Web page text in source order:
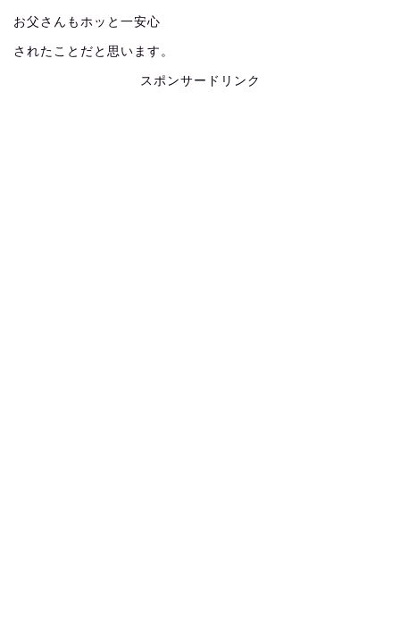
お父さんもホッと一安心
されたことだと思います。
スポンサードリンク